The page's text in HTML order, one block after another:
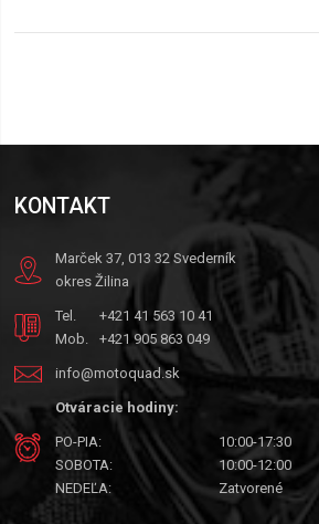
KONTAKT
Marček 37, 013 32 Svederník
okres Žilina
Tel.
+421 41 563 10 41
Mob.
+421 905 863 049
info@motoquad.sk
Otváracie hodiny:
PO-PIA:
10:00-17:30
SOBOTA:
10:00-12:00
NEDEĽA:
Zatvorené